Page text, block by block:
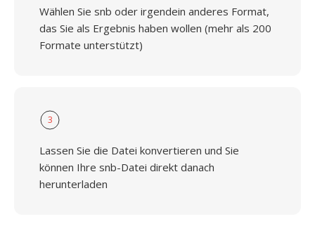
Wählen Sie snb oder irgendein anderes Format,
das Sie als Ergebnis haben wollen (mehr als 200
Formate unterstützt)
3
Lassen Sie die Datei konvertieren und Sie
können Ihre snb-Datei direkt danach
herunterladen